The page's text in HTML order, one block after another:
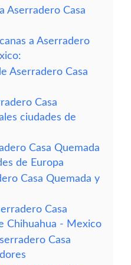
Aserradero Casa
a Aserradero
Aserradero Casa
Casa
ciudades de
Casa Quemada
de Europa
Casa Quemada y
Casa
Chihuahua - Mexico
Casa